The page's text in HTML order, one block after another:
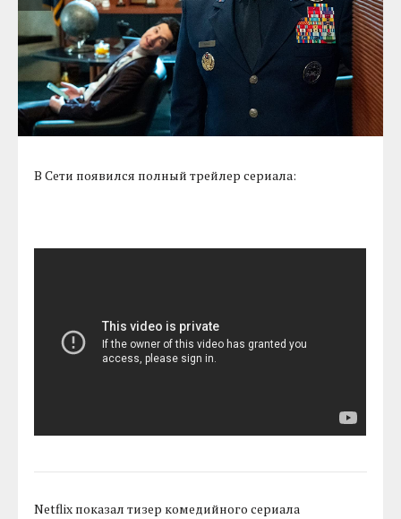
В Сети появился полный трейлер сериала:
Netflix показал тизер комедийного сериала